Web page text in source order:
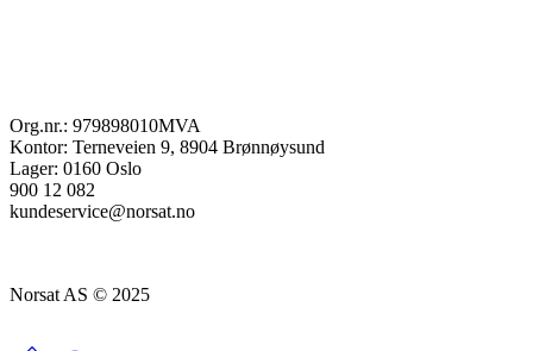
Org.nr.: 979898010MVA
Kontor: Terneveien 9, 8904 Brønnøysund
Lager: 0160 Oslo
900 12 082
kundeservice@norsat.no
Norsat AS © 2025